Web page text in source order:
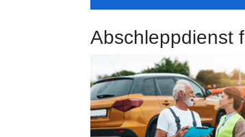
Abschleppdienst